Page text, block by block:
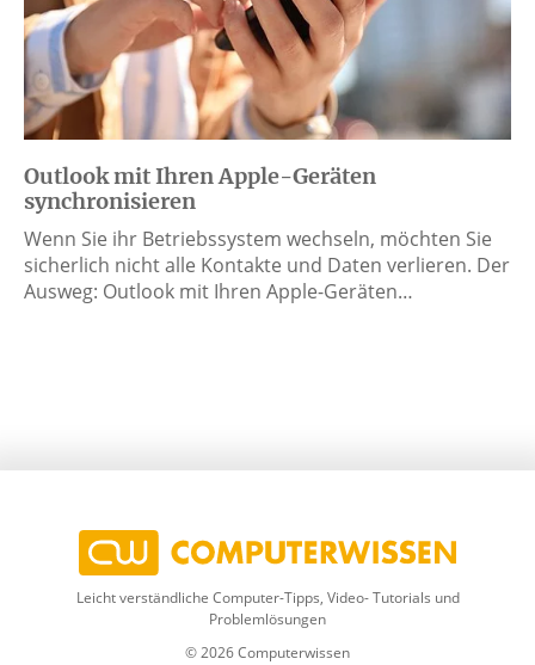
Outlook mit Ihren Apple-Geräten
synchronisieren
Wenn Sie ihr Betriebssystem wechseln, möchten Sie
sicherlich nicht alle Kontakte und Daten verlieren. Der
Ausweg: Outlook mit Ihren Apple-Geräten…
Leicht verständliche Computer-Tipps, Video- Tutorials und
Problemlösungen
© 2026 Computerwissen